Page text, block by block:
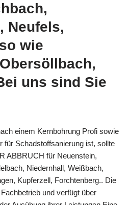
Neufels,
wie
uns sind Sie
einem Kernbohrung Profi sowie
für Schadstoffsanierung ist, sollte
ABBRUCH für Neuenstein,
Niedernhall, Weißbach,
Kupferzell, Forchtenberg.. Die
und verfügt über